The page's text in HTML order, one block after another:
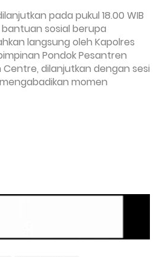
pada pukul 18.00 WIB
sosial berupa
langsung oleh Kapolres
Pondok Pesantren
dilanjutkan dengan sesi
momen